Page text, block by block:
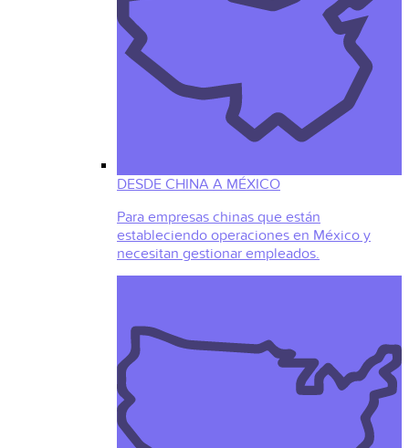
DESDE CHINA A MÉXICO
Para empresas chinas que están
estableciendo operaciones en México y
necesitan gestionar empleados.